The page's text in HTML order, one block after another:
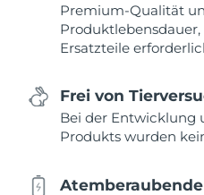
Premium-Qualität
Produktlebensdauer,
Ersatzteile
Frei von
Bei der Entwicklung
Produkts wurden